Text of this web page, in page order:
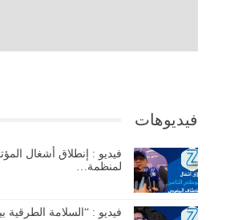
فيديوهات
فيديو : إنطلاق أشغال
لمنظمة…
فيديو : “السلامة الطرقية